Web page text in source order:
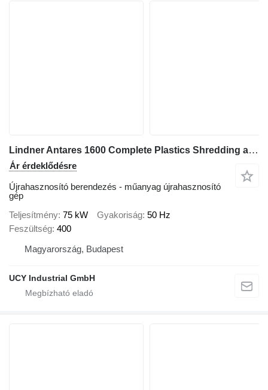
Lindner Antares 1600 Complete Plastics Shredding and Granulation Line
Ár érdeklődésre
Újrahasznosító berendezés - műanyag újrahasznosító
gép
Teljesítmény 75 kW Gyakoriság 50 Hz
Feszültség 400
Magyarország, Budapest
UCY Industrial GmbH